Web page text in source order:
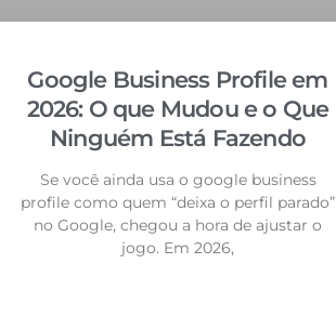
Google Business Profile em
2026: O que Mudou e o Que
Ninguém Está Fazendo
Se você ainda usa o google business
profile como quem “deixa o perfil parado”
no Google, chegou a hora de ajustar o
jogo. Em 2026,